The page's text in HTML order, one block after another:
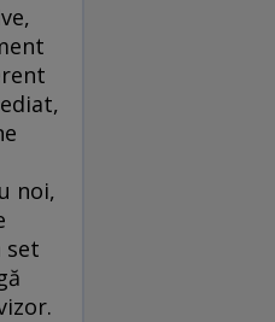
noi,
set